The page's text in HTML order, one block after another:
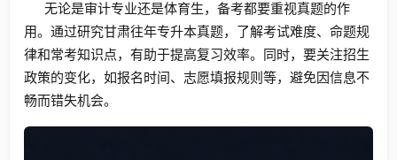
无论是审计专业还是体育生，备考都要重视真题的作
用。通过研究甘肃往年专升本真题，了解考试难度、命题规
律和常考知识点，有助于提高复习效率。同时，要关注招生
政策的变化，如报名时间、志愿填报规则等，避免因信息不
畅而错失机会。